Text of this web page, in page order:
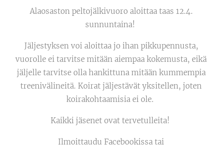
Alaosaston peltojälkivuoro aloittaa taas 12.4.
sunnuntaina!
Jäljestyksen voi aloittaa jo ihan pikkupennusta,
vuorolle ei tarvitse mitään aiempaa kokemusta, eikä
jäljelle tarvitse olla hankittuna mitään kummempia
treenivälineitä. Koirat jäljestävät yksitellen, joten
koirakohtaamisia ei ole.
Kaikki jäsenet ovat tervetulleita!
Ilmoittaudu Facebookissa tai